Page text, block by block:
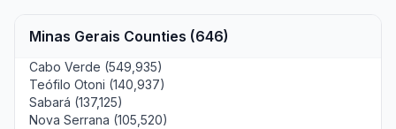
Minas Gerais Counties (646)
Cabo Verde (549,935)
Teófilo Otoni (140,937)
Sabará (137,125)
Nova Serrana (105,520)